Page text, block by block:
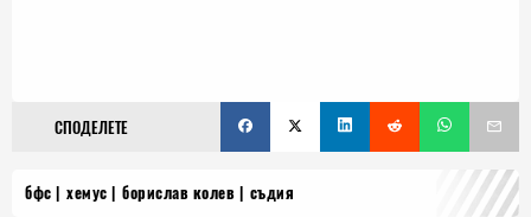
СПОДЕЛЕТЕ
бфс хемус борислав колев съдия